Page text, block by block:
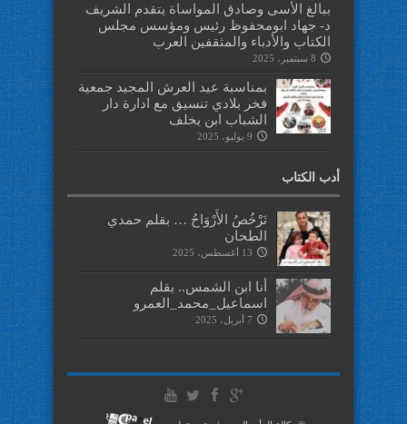
ببالغ الأسى وصادق المواساة يتقدم الشريف
د- جهاد ابومحفوظ رئيس ومؤسس مجلس
الكتاب والأدباء والمثقفين العرب
8 سبتمبر، 2025
بمناسبة عيد العرش المجيد جمعية
فخر بلادي تنسيق مع ادارة دار
الشباب ابن يخلف
9 يوليو، 2025
أدب الكتاب
تَرْخُصُ الأَرْوَاحُ … بقلم حمدي
الطحان
13 أغسطس، 2025
أنا ابن الشمس.. بقلم
اسماعيل_محمد_العمرو
7 أبريل، 2025